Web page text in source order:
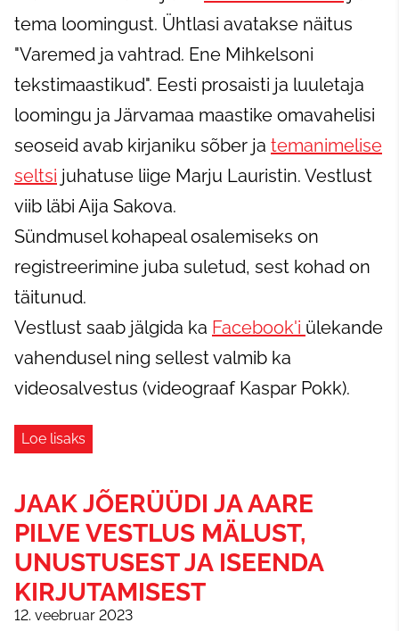
tema loomingust. Ühtlasi avatakse näitus
"Varemed ja vahtrad. Ene Mihkelsoni
tekstimaastikud". Eesti prosaisti ja luuletaja
loomingu ja Järvamaa maastike omavahelisi
seoseid avab kirjaniku sõber ja temanimelise
seltsi juhatuse liige Marju Lauristin. Vestlust
viib läbi Aija Sakova.
Sündmusel kohapeal osalemiseks on
registreerimine juba suletud, sest kohad on
täitunud.
Vestlust saab jälgida ka Facebook'i ülekande
vahendusel ning sellest valmib ka
videosalvestus (videograaf Kaspar Pokk).
Loe lisaks
JAAK JÕERÜÜDI JA AARE
PILVE VESTLUS MÄLUST,
UNUSTUSEST JA ISEENDA
KIRJUTAMISEST
12. veebruar 2023